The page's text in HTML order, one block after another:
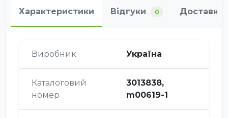
Характеристики Відгуки 0 Доставка
Виробник Україна
Каталоговий
номер
3013838,
m00619-1